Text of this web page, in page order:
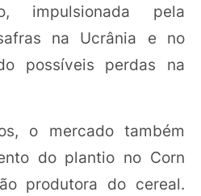
impulsionada pela
na Ucrânia e no
possíveis perdas na
o mercado também
do plantio no Corn
produtora do cereal.